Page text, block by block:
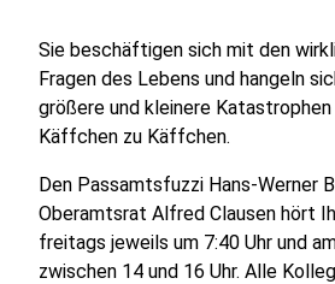
Sie beschäftigen sich mit den
Fragen des Lebens und hangeln
größere und kleinere
Käffchen zu Käffchen.
Den Passamtsfuzzi Hans-Werner
Oberamtsrat Alfred Clausen hört
freitags jeweils um 7:40 Uhr und
zwischen 14 und 16 Uhr. Alle